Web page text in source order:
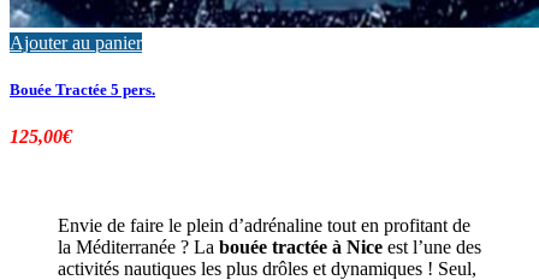
Ajouter au panier
Bouée Tractée 5 pers.
125,00€
Envie de faire le plein d’adrénaline tout en profitant de
la Méditerranée ? La bouée tractée à Nice est l’une des
activités nautiques les plus drôles et dynamiques ! Seul,